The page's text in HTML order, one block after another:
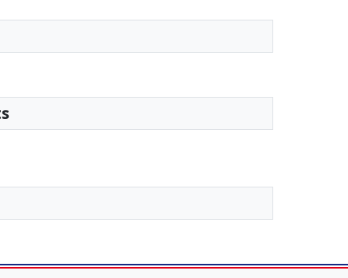
commerce , ,
aux conditions
commissaire aux